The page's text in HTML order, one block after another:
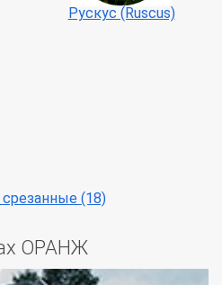
Рускус (Ruscus)
(18)
ОРАНЖ